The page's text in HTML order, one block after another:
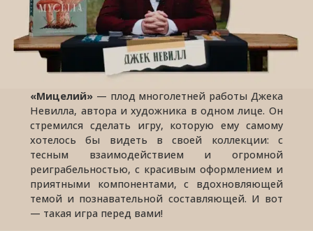
«Мицелий» — плод многолетней работы Джека
Невилла, автора и художника в одном лице. Он
стремился сделать игру, которую ему самому
хотелось бы видеть в своей коллекции: с
тесным взаимодействием и огромной
реиграбельностью, с красивым оформлением и
приятными компонентами, c вдохновляющей
темой и познавательной составляющей. И вот
— такая игра перед вами!